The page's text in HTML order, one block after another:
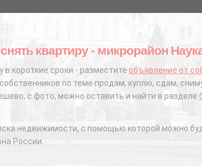
квартиру - микрорайон
короткие сроки - разместите объявление от
по теме продам, куплю, сдам,
с фото, можно оставить и найти в разделе
недвижимости, с помощью которой можно
России.